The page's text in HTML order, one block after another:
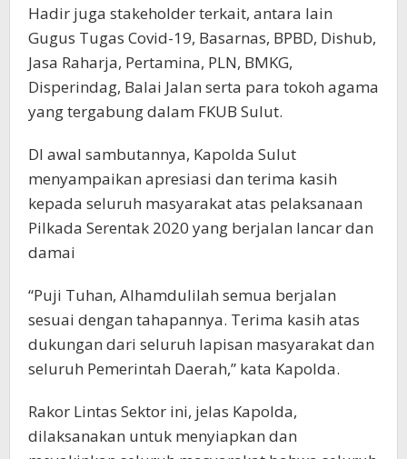
Hadir juga stakeholder terkait, antara lain
Gugus Tugas Covid-19, Basarnas, BPBD, Dishub,
Jasa Raharja, Pertamina, PLN, BMKG,
Disperindag, Balai Jalan serta para tokoh agama
yang tergabung dalam FKUB Sulut.
DI awal sambutannya, Kapolda Sulut
menyampaikan apresiasi dan terima kasih
kepada seluruh masyarakat atas pelaksanaan
Pilkada Serentak 2020 yang berjalan lancar dan
damai
“Puji Tuhan, Alhamdulilah semua berjalan
sesuai dengan tahapannya. Terima kasih atas
dukungan dari seluruh lapisan masyarakat dan
seluruh Pemerintah Daerah,” kata Kapolda.
Rakor Lintas Sektor ini, jelas Kapolda,
dilaksanakan untuk menyiapkan dan